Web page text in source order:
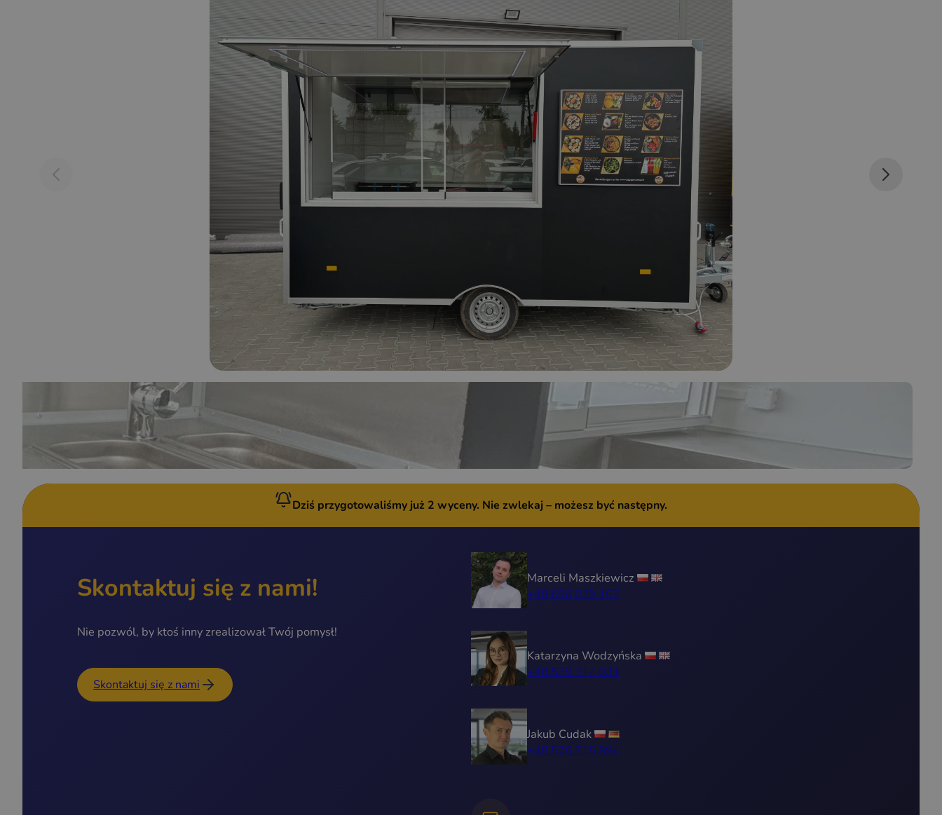
Dziś przygotowaliśmy już 2 wyceny. Nie zwlekaj – możesz być następny.
Skontaktuj się z nami!
Nie pozwól, by ktoś inny zrealizował Twój pomysł!
Skontaktuj się z nami
Marceli Maszkiewicz
+48 696 029 167
Katarzyna Wodzyńska
+48 539 314 031
Jakub Cudak
+48 576 715 894